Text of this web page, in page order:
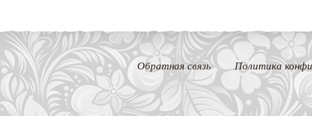
Обратная связь Политика